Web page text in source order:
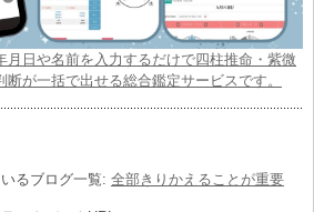
月日や名前を入力するだけで四柱推命・紫微
が一括で出せる総合鑑定サービスです。
るブログ一覧: 全部きりかえることが重要